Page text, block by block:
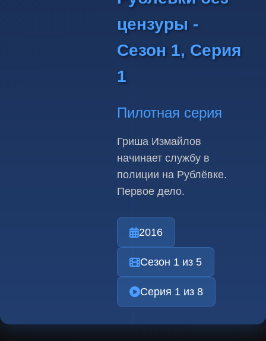
цензуры -
Сезон 1, Серия
1
Пилотная серия
Гриша Измайлов
начинает службу в
полиции на Рублёвке.
Первое дело.
2016
Сезон 1 из 5
Серия 1 из 8